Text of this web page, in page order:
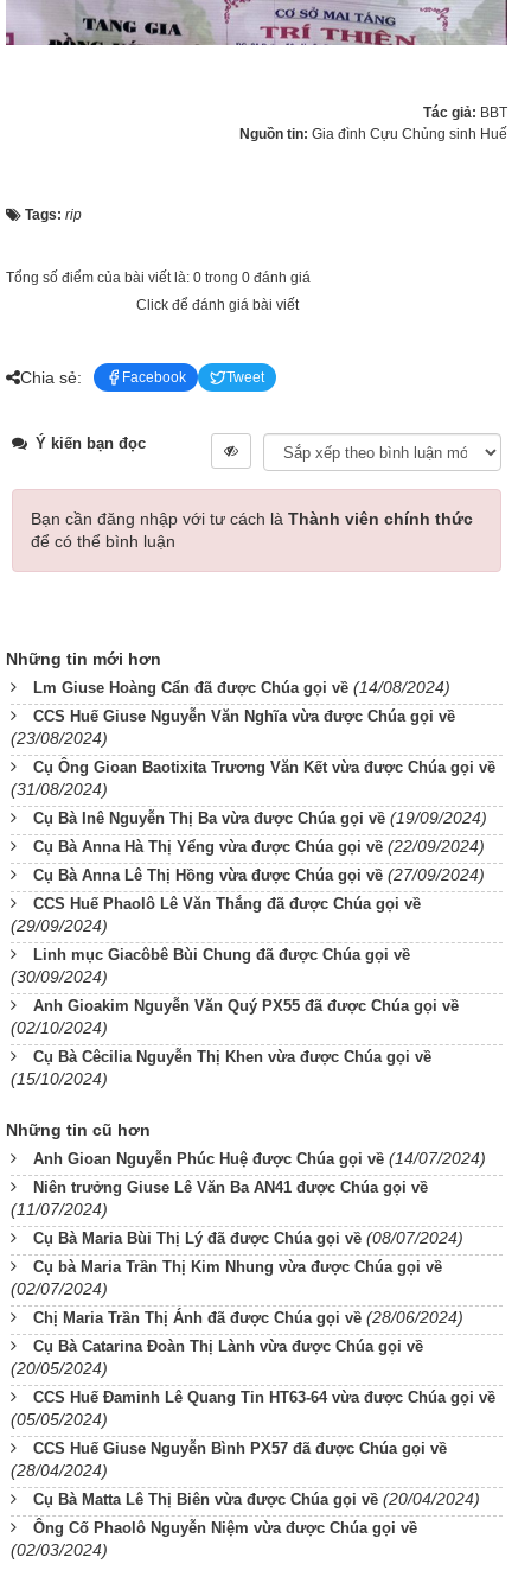
Tác giả: BBT
Nguồn tin: Gia đình Cựu Chủng sinh Huế
Tags: rip
Tổng số điểm của bài viết là: 0 trong 0 đánh giá
Click để đánh giá bài viết
Chia sẻ: Facebook Tweet
Ý kiến bạn đọc
Bạn cần đăng nhập với tư cách là Thành viên chính thức
để có thể bình luận
Những tin mới hơn
Lm Giuse Hoàng Cẩn đã được Chúa gọi về (14/08/2024)
CCS Huế Giuse Nguyễn Văn Nghĩa vừa được Chúa gọi về
(23/08/2024)
Cụ Ông Gioan Baotixita Trương Văn Kết vừa được Chúa gọi về
(31/08/2024)
Cụ Bà Inê Nguyễn Thị Ba vừa được Chúa gọi về (19/09/2024)
Cụ Bà Anna Hà Thị Yểng vừa được Chúa gọi về (22/09/2024)
Cụ Bà Anna Lê Thị Hồng vừa được Chúa gọi về (27/09/2024)
CCS Huế Phaolô Lê Văn Thắng đã được Chúa gọi về
(29/09/2024)
Linh mục Giacôbê Bùi Chung đã được Chúa gọi về
(30/09/2024)
Anh Gioakim Nguyễn Văn Quý PX55 đã được Chúa gọi về
(02/10/2024)
Cụ Bà Cêcilia Nguyễn Thị Khen vừa được Chúa gọi về
(15/10/2024)
Những tin cũ hơn
Anh Gioan Nguyễn Phúc Huệ được Chúa gọi về (14/07/2024)
Niên trưởng Giuse Lê Văn Ba AN41 được Chúa gọi về
(11/07/2024)
Cụ Bà Maria Bùi Thị Lý đã được Chúa gọi về (08/07/2024)
Cụ bà Maria Trần Thị Kim Nhung vừa được Chúa gọi về
(02/07/2024)
Chị Maria Trần Thị Ánh đã được Chúa gọi về (28/06/2024)
Cụ Bà Catarina Đoàn Thị Lành vừa được Chúa gọi về
(20/05/2024)
CCS Huế Đaminh Lê Quang Tin HT63-64 vừa được Chúa gọi về
(05/05/2024)
CCS Huế Giuse Nguyễn Bình PX57 đã được Chúa gọi về
(28/04/2024)
Cụ Bà Matta Lê Thị Biên vừa được Chúa gọi về (20/04/2024)
Ông Cố Phaolô Nguyễn Niệm vừa được Chúa gọi về
(02/03/2024)